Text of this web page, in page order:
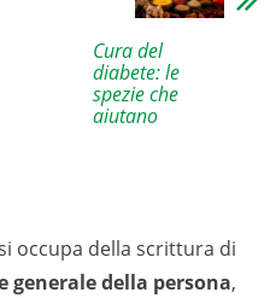
Cura del
diabete: le
spezie che
aiutano
occupa della scrittura di
generale della persona,